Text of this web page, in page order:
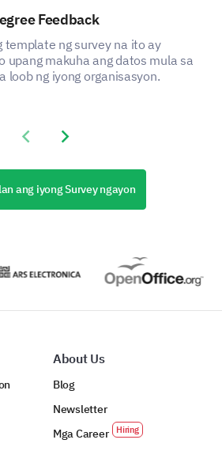
Feedback
template ng survey na ito ay
upang makuha ang datos mula sa
loob ng iyong organisasyon.
Previous slide
Next slide
ang iyong Survey ngayon
About Us
Blog
Newsletter
Mga Career